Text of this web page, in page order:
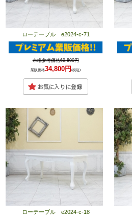
ローテーブル e2024-c-71
市場参考価格69,800円
業販価格34,800円(税込)
ローテーブル e2024-c-18